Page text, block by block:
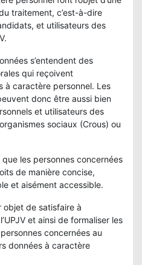
traitement, c’est-à-dire
et utilisateurs des
s’entendent des
qui reçoivent
à caractère personnel. Les
donc être aussi bien
et utilisateurs des
sociaux (Crous) ou
que les personnes concernées
de manière concise,
et aisément accessible.
objet de satisfaire à
et ainsi de formaliser les
concernées au
données à caractère